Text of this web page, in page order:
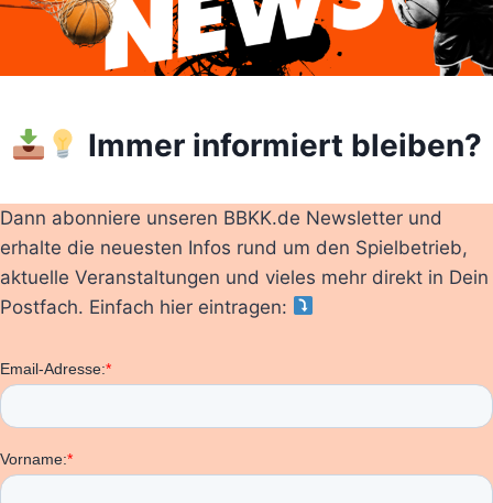
Immer informiert bleiben?
Dann abonniere unseren BBKK.de Newsletter und
erhalte die neuesten Infos rund um den Spielbetrieb,
aktuelle Veranstaltungen und vieles mehr direkt in Dein
Postfach. Einfach hier eintragen: